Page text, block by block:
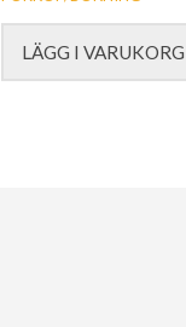
LÄGG I VARUKORG